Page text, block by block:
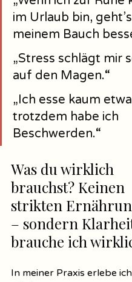
im Urlaub bin, geht’s
meinem Bauch
„Stress schlägt mir
auf den Magen.“
„Ich esse kaum
trotzdem habe ich
Beschwerden.“
Was du wirklich
brauchst? Keinen
strikten
– sondern
brauche ich
In meiner Praxis erlebe